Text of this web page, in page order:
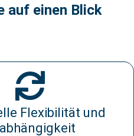
auf einen Blick
Flexibilität und